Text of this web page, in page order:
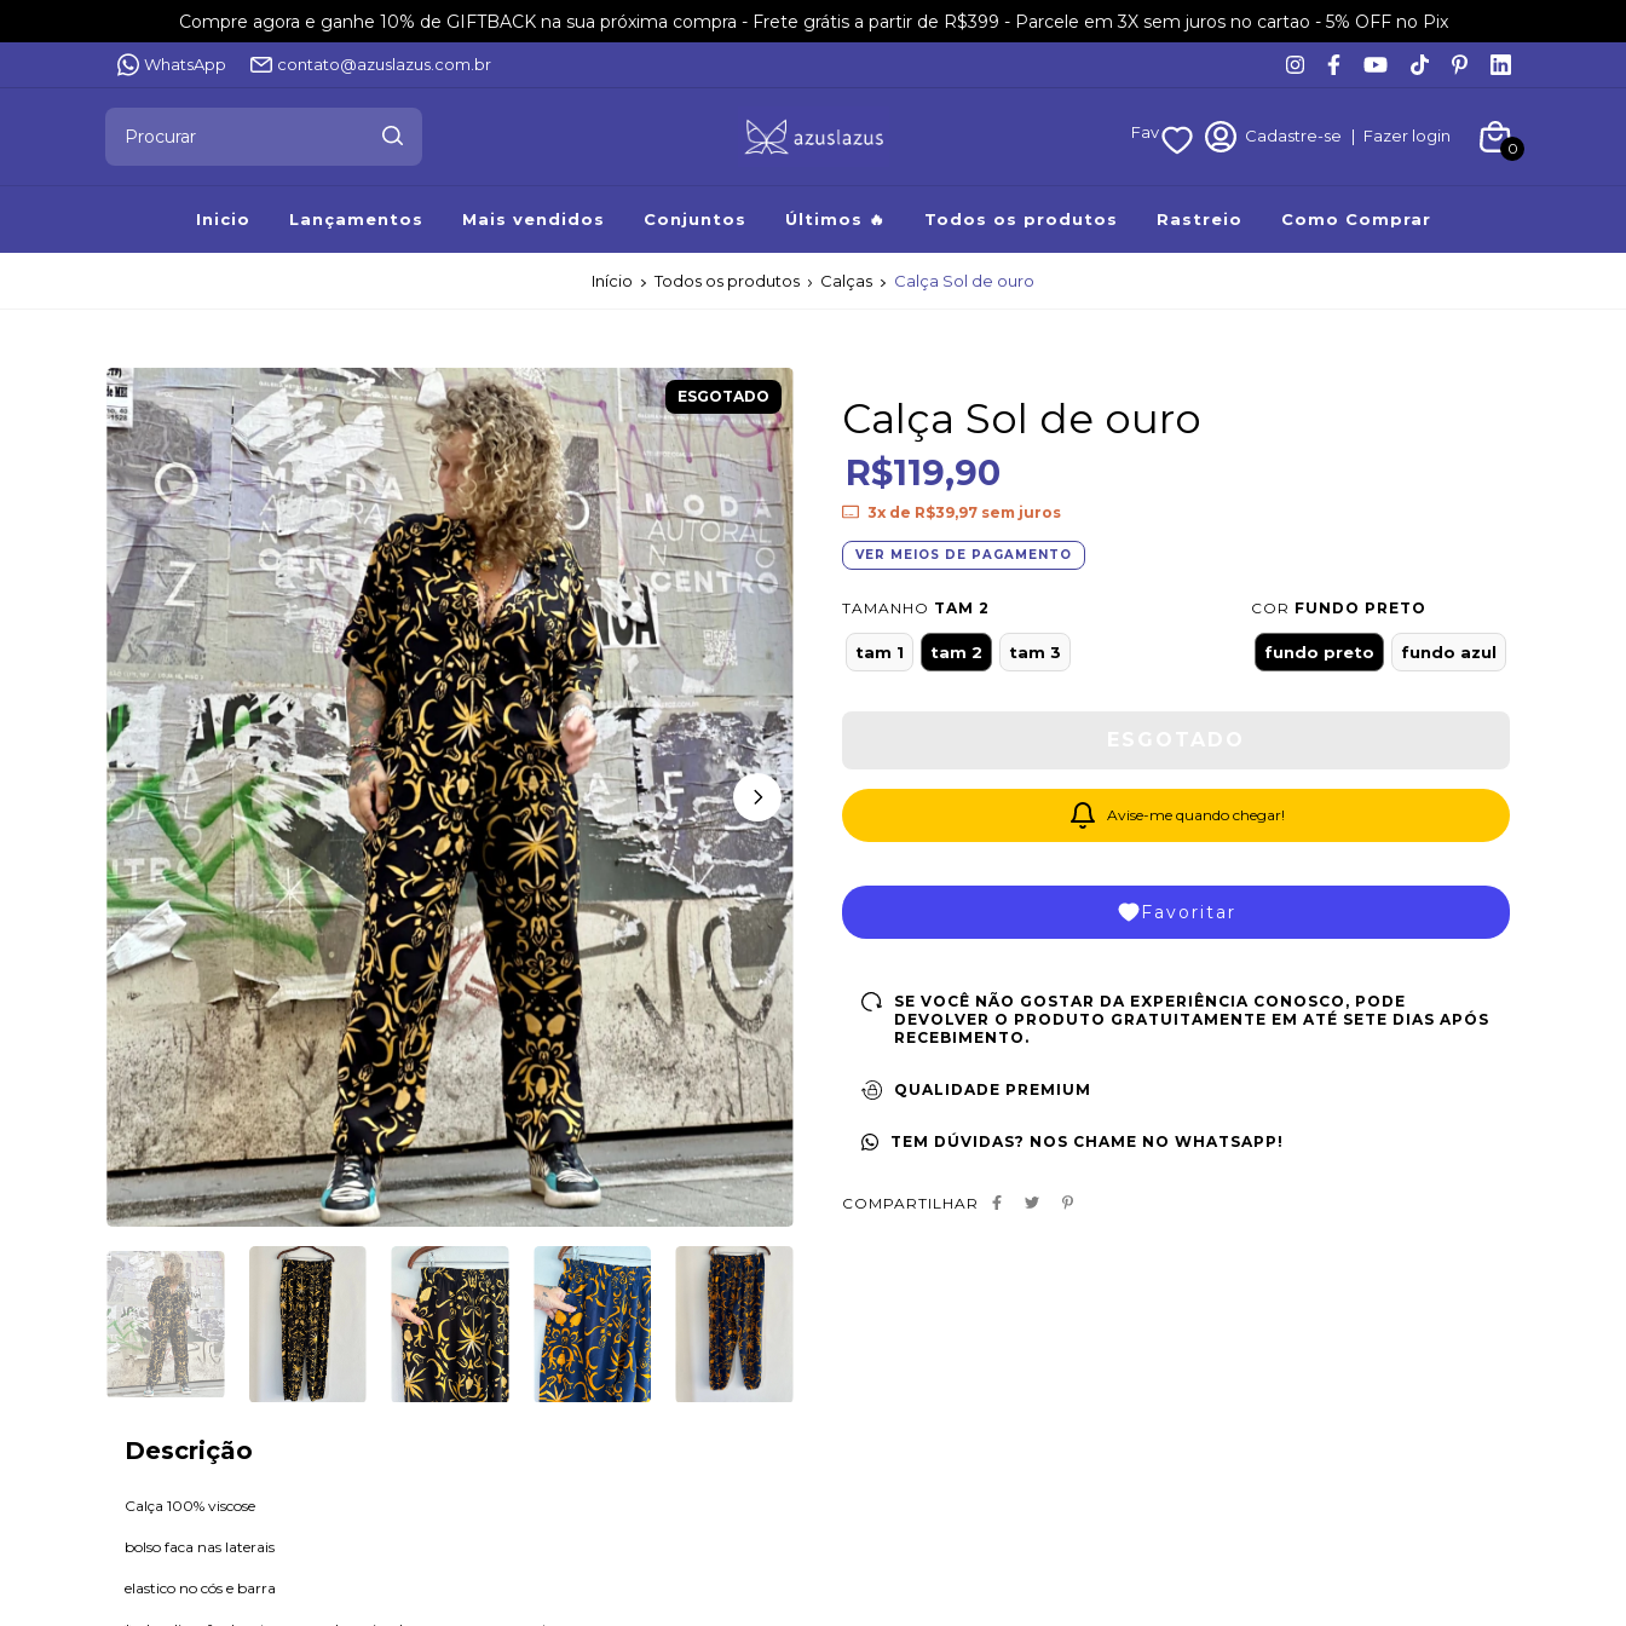
Compre agora e ganhe 10% de GIFTBACK na sua próxima compra - Frete grátis a partir de R$399 - Parcele em 3X sem juros no cartao - 5% OFF no Pix
WhatsApp contato@azuslazus.com.br
Fav Cadastre-se | Fazer login
0
Inicio Lançamentos Mais vendidos Conjuntos Últimos 🔥 Todos os produtos Rastreio Como Comprar
Início Todos os produtos Calças Calça Sol de ouro
ESGOTADO Calça Sol de ouro
R$119,90
3x de R$39,97sem juros
VER MEIOS DE PAGAMENTO
TAMANHO TAM 2
tam 1 tam 2 tam 3
COR FUNDO PRETO
fundo preto fundo azul
Avise-me quando chegar!
Favoritar
SE VOCÊ NÃO GOSTAR DA EXPERIÊNCIA CONOSCO, PODE
DEVOLVER O PRODUTO GRATUITAMENTE EM ATÉ SETE DIAS APÓS
RECEBIMENTO.
QUALIDADE PREMIUM
TEM DÚVIDAS? NOS CHAME NO WHATSAPP!
COMPARTILHAR
Descrição
Calça 100% viscose
bolso faca nas laterais
elastico no cós e barra